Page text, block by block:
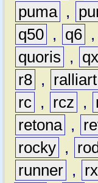
puma ,
q50 , q6 ,
quoris
,
r8 , ralliart
rc , rcz ,
retona ,
rocky ,
runner , rx